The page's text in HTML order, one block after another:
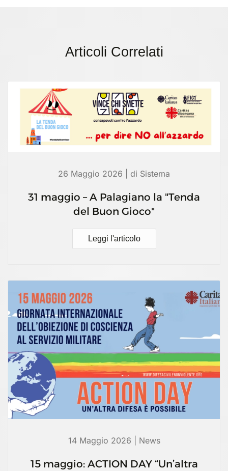
Articoli Correlati
26 Maggio 2026 | di Sistema
31 maggio – A Palagiano la "Tenda
del Buon Gioco"
Leggi l'articolo
14 Maggio 2026 | News
15 maggio: ACTION DAY “Un’altra